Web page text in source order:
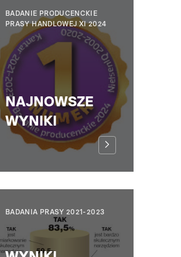
BADANIE PRODUCENCKIE
PRASY HANDLOWEJ XI 2024
NAJNOWSZE
WYNIKI
BADANIA PRASY 2021-2023